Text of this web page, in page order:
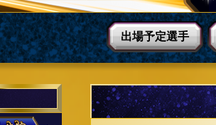
出場予定選手